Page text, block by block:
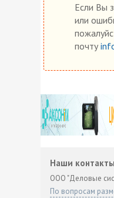
Если Вы
или
почту
Наши
ООО "Деловые
По вопросам